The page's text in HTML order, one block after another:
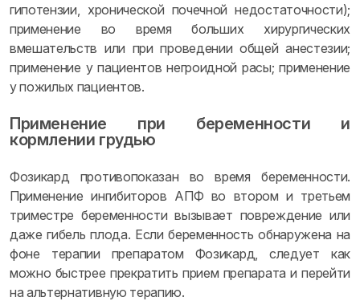
гипотензии, хронической почечной недостаточности);
применение во время больших хирургических
вмешательств или при проведении общей анестезии;
применение у пациентов негроидной расы; применение
у пожилых пациентов.
Применение при беременности и
кормлении грудью
Фозикард противопоказан во время беременности.
Применение ингибиторов АПФ во втором и третьем
триместре беременности вызывает повреждение или
даже гибель плода. Если беременность обнаружена на
фоне терапии препаратом Фозикард, следует как
можно быстрее прекратить прием препарата и перейти
на альтернативную терапию.